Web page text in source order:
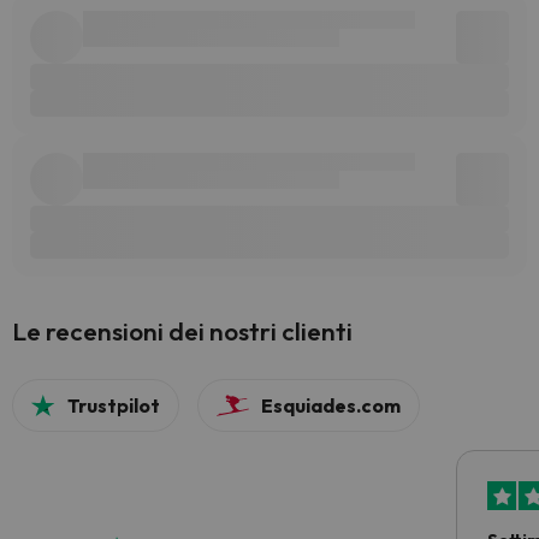
Le recensioni dei nostri clienti
Trustpilot Esquiades.com